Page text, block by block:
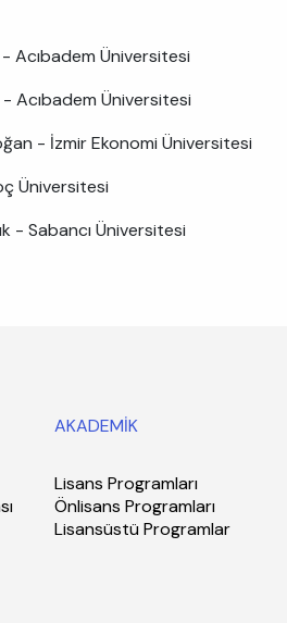
- Acıbadem Üniversitesi
Acıbadem Üniversitesi
- İzmir Ekonomi Üniversitesi
Üniversitesi
- Sabancı Üniversitesi
AKADEMİK
Lisans Programları
Önlisans Programları
Lisansüstü Programlar